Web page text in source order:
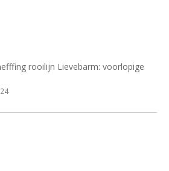
rooilijn Lievebarm: voorlopige